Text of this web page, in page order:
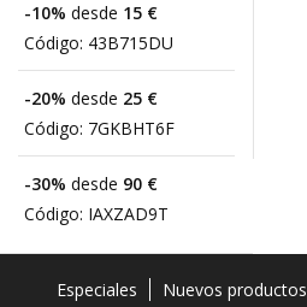
-10% desde 15 €
Código: 43B715DU
-20% desde 25 €
Código: 7GKBHT6F
-30% desde 90 €
Código: IAXZAD9T
Especiales Nuevos productos